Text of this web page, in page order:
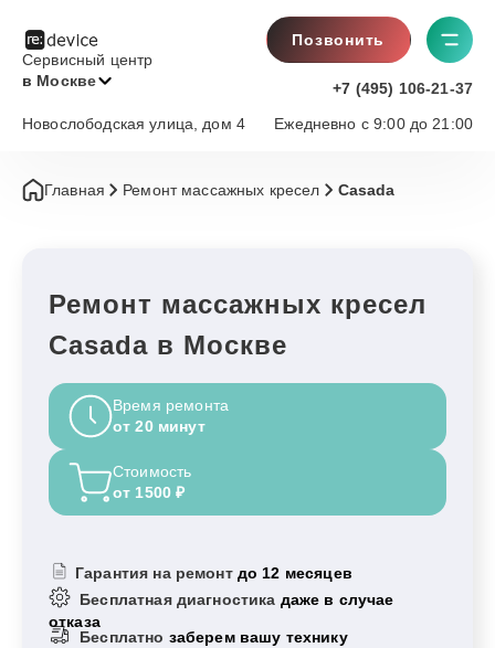
Сервисный центр
в Москве
Позвонить
+7 (495) 106-21-37
Ежедневно с 9:00 до 21:00
Новослободская улица, дом 4
Главная Ремонт массажных кресел Casada
Ремонт массажных кресел
Casada в Москве
Время ремонта
от 20 минут
Стоимость
от 1500 ₽
Гарантия на ремонт до 12 месяцев
Бесплатная диагностика даже в случае
отказа
Бесплатно заберем вашу технику